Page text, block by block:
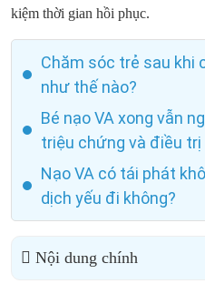
kiệm thời gian hồi phục.
Chăm sóc trẻ sau khi
như thế nào?
Bé nạo VA xong vẫn
triệu chứng và điều trị
Nạo VA có tái phát
dịch yếu đi không?
Nội dung chính